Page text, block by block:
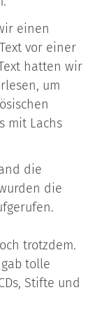
einen
vor einer
hatten wir
um
mit Lachs
die
die
trotzdem.
tolle
Stifte und